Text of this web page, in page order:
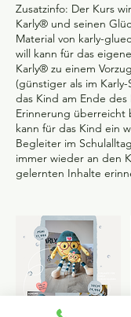
Zusatzinfo: Der Kurs
Karly® und seinen
Material von karly-
will kann für das
Karly® zu einem
(günstiger als im
das Kind am Ende des
Erinnerung
kann für das Kind ein
Begleiter im
immer wieder an den
gelernten Inhalte